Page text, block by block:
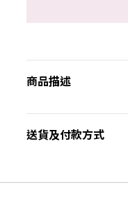
商品描述
送貨及付款方式